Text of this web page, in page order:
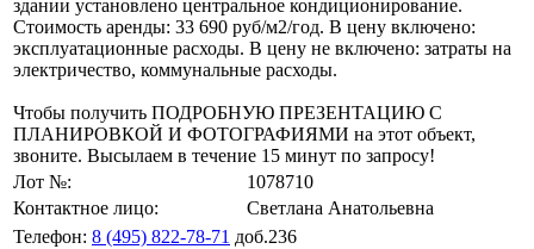
здании установлено центральное кондиционирование.
Стоимость аренды: 33 690 руб/м2/год. В цену включено:
эксплуатационные расходы. В цену не включено: затраты на
электричество, коммунальные расходы.
Чтобы получить ПОДРОБНУЮ ПРЕЗЕНТАЦИЮ С
ПЛАНИРОВКОЙ И ФОТОГРАФИЯМИ на этот объект,
звоните. Высылаем в течение 15 минут по запросу!
Лот №:
1078710
Контактное лицо:
Светлана Анатольевна
Телефон: 8 (495) 822-78-71 доб.236